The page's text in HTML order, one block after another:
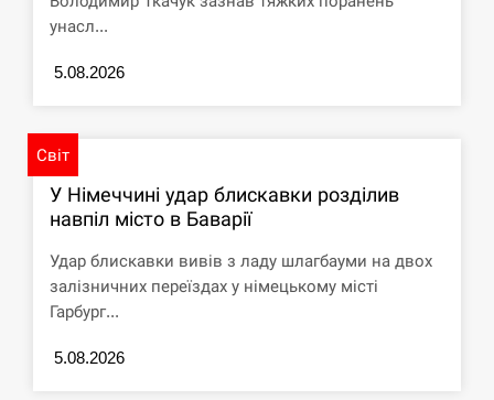
унасл...
5.08.2026
Світ
У Німеччині удар блискавки розділив
навпіл місто в Баварії
Удар блискавки вивів з ладу шлагбауми на двох
залізничних переїздах у німецькому місті
Гарбург...
5.08.2026